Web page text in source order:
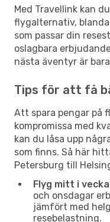
Med Travellink kan
flygalternativ,
som passar din
oslagbara
nästa äventyr är
Tips för att få
Att spara pengar på
kompromissa med
kan du låsa upp
som finns. Så här
Petersburg till
Flyg mitt i
och onsdagar
jämfört med
resebelastning.